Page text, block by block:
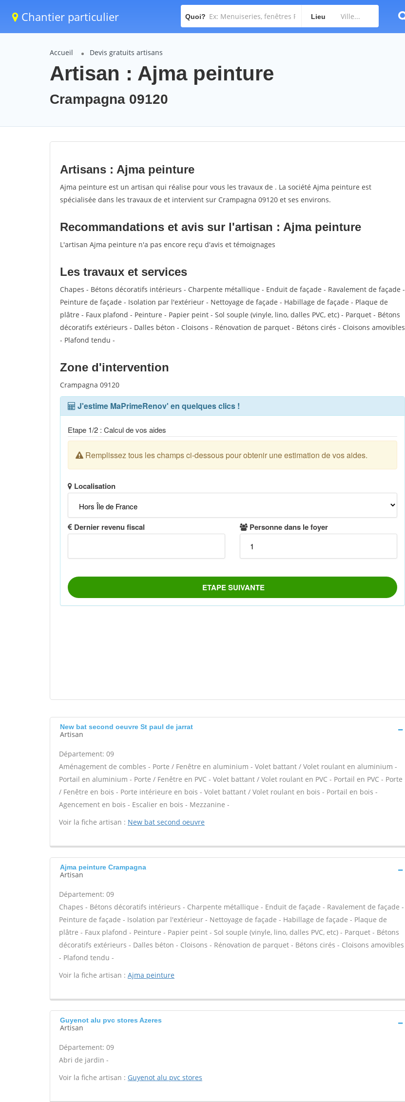
Chantier particulier Quoi? Lieu
Accueil Devis gratuits artisans
Artisan : Ajma peinture
Crampagna 09120
Artisans : Ajma peinture
Ajma peinture est un artisan qui réalise pour vous les travaux de . La société Ajma peinture est
spécialisée dans les travaux de et intervient sur Crampagna 09120 et ses environs.
Recommandations et avis sur l'artisan : Ajma peinture
L'artisan Ajma peinture n'a pas encore reçu d'avis et témoignages
Les travaux et services
Chapes - Bétons décoratifs intérieurs - Charpente métallique - Enduit de façade - Ravalement de façade -
Peinture de façade - Isolation par l'extérieur - Nettoyage de façade - Habillage de façade - Plaque de
plâtre - Faux plafond - Peinture - Papier peint - Sol souple (vinyle, lino, dalles PVC, etc) - Parquet - Bétons
décoratifs extérieurs - Dalles béton - Cloisons - Rénovation de parquet - Bétons cirés - Cloisons amovibles
- Plafond tendu -
Zone d'intervention
Crampagna 09120
New bat second oeuvre St paul de jarrat
Artisan
Département: 09
Aménagement de combles - Porte / Fenêtre en aluminium - Volet battant / Volet roulant en aluminium -
Portail en aluminium - Porte / Fenêtre en PVC - Volet battant / Volet roulant en PVC - Portail en PVC - Porte
/ Fenêtre en bois - Porte intérieure en bois - Volet battant / Volet roulant en bois - Portail en bois -
Agencement en bois - Escalier en bois - Mezzanine -
Voir la fiche artisan : New bat second oeuvre
Ajma peinture Crampagna
Artisan
Département: 09
Chapes - Bétons décoratifs intérieurs - Charpente métallique - Enduit de façade - Ravalement de façade -
Peinture de façade - Isolation par l'extérieur - Nettoyage de façade - Habillage de façade - Plaque de
plâtre - Faux plafond - Peinture - Papier peint - Sol souple (vinyle, lino, dalles PVC, etc) - Parquet - Bétons
décoratifs extérieurs - Dalles béton - Cloisons - Rénovation de parquet - Bétons cirés - Cloisons amovibles
- Plafond tendu -
Voir la fiche artisan : Ajma peinture
Guyenot alu pvc stores Azeres
Artisan
Département: 09
Abri de jardin -
Voir la fiche artisan : Guyenot alu pvc stores